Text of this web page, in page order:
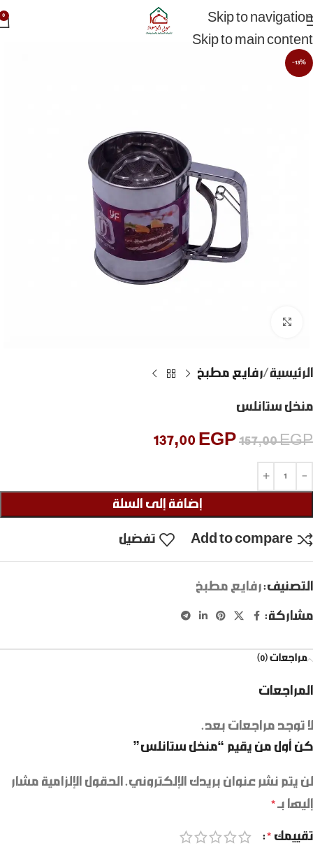
Skip to navigation
Skip to main content
0
-13%
الرئيسية رفايع مطبخ
منخل ستانلس
157,00EGP
137,00 EGP
إضافة إلى السلة
Add to compare تفضيل
التصنيف:رفايع مطبخ
مشاركة:
مراجعات (0)
المراجعات
لا توجد مراجعات بعد.
كن أول من يقيم “منخل ستانلس”
لن يتم نشر عنوان بريدك الإلكتروني. الحقول الإلزامية مشار
إليها بـ *
تقييمك *